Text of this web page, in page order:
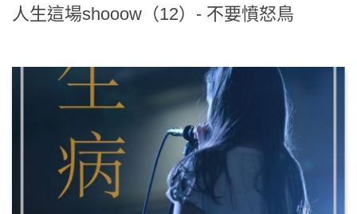
人生這場shooow（12）- 不要憤怒鳥